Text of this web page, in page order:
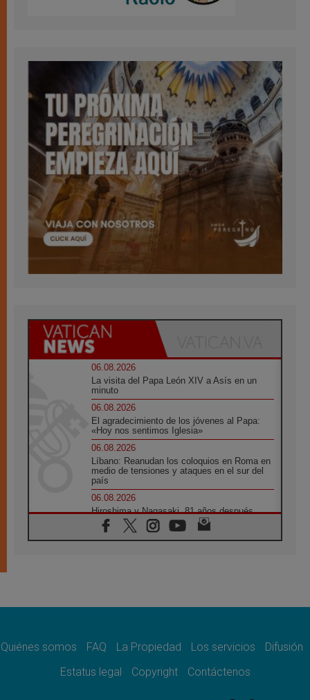
06.08.2026
La visita del Papa León XIV a Asís en un
minuto
06.08.2026
El agradecimiento de los jóvenes al Papa:
«Hoy nos sentimos Iglesia»
06.08.2026
Líbano: Reanudan los coloquios en Roma en
medio de tensiones y ataques en el sur del
país
06.08.2026
Hiroshima y Nagasaki, 81 años después.
Comienzan "Diez Días Oración por la Paz"
06.08.2026
derriba los muros que separan
La Iglesia en Ceuta: caridad y esperanza
Quiénes somos FAQ La Propiedad Los servicios
Difusión
Estatus legal
Copyright Contáctenos